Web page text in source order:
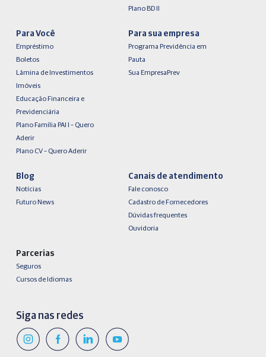
Plano BD II
Para Você
Empréstimo
Boletos
Lâmina de Investimentos
Imóveis
Educação Financeira e
Previdenciária
Plano Família PAI I – Quero
Aderir
Plano CV – Quero Aderir
Para sua empresa
Programa Previdência em
Pauta
Sua EmpresaPrev
Blog
Notícias
Futuro News
Canais de atendimento
Fale conosco
Cadastro de Fornecedores
Dúvidas frequentes
Ouvidoria
Parcerias
Seguros
Cursos de Idiomas
Siga nas redes